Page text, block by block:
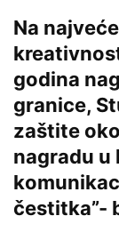
Na
godina
granice,
zaštite
nagradu
čestitka”-